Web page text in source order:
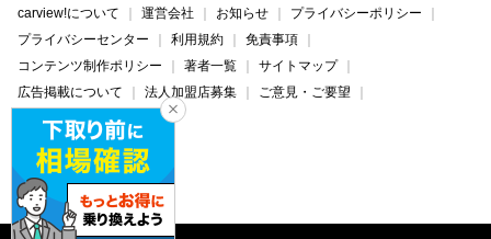
carview!について 運営会社 お知らせ
プライバシーポリシー
プライバシーセンター
利用規約
免責事項
コンテンツ制作ポリシー
著者一覧
サイトマップ
広告掲載について
法人加盟店募集
ご意見・ご要望
ヘルプ・お問い合わせ
carview! Yahoo! JAPAN